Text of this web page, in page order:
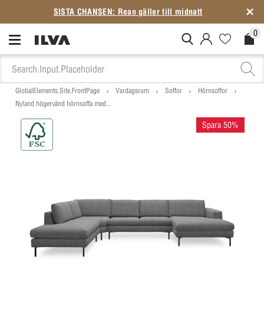
SISTA CHANSEN: Rean gäller till midnatt
MitIlva.Login 0
GlobalElements.Site.FrontPage Vardagsrum Soffor
Hörnsoffor
Nyland högervänd hörnsoffa med...
Spara 50%